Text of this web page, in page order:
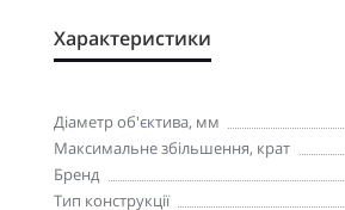
Характеристики
Діаметр об'єктива, мм
Максимальне збільшення, крат
Бренд
Тип конструкції